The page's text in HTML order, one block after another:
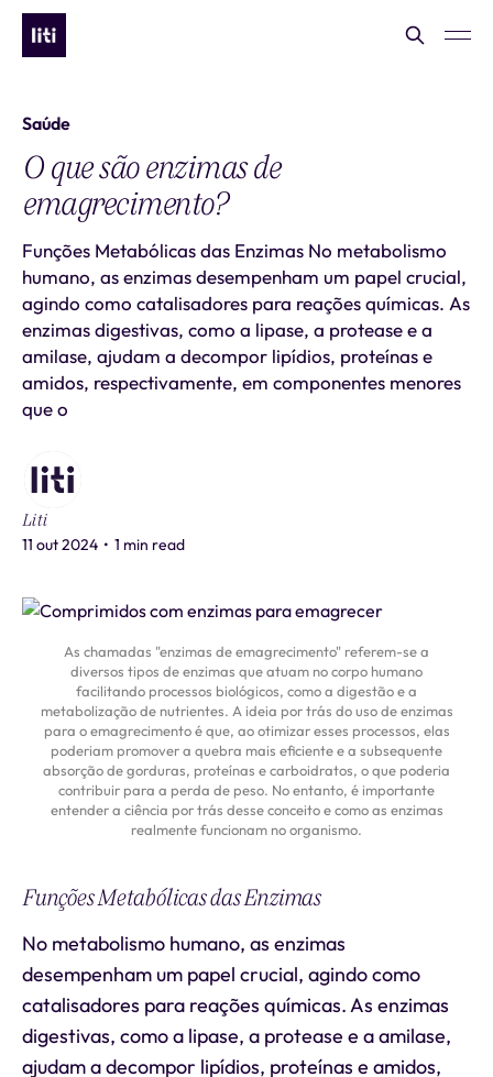
Saúde
O que são enzimas de
emagrecimento?
Funções Metabólicas das Enzimas No metabolismo
humano, as enzimas desempenham um papel crucial,
agindo como catalisadores para reações químicas. As
enzimas digestivas, como a lipase, a protease e a
amilase, ajudam a decompor lipídios, proteínas e
amidos, respectivamente, em componentes menores
que o
Liti
11 out 2024 • 1 min read
As chamadas "enzimas de emagrecimento" referem-se a
diversos tipos de enzimas que atuam no corpo humano
facilitando processos biológicos, como a digestão e a
metabolização de nutrientes. A ideia por trás do uso de enzimas
para o emagrecimento é que, ao otimizar esses processos, elas
poderiam promover a quebra mais eficiente e a subsequente
absorção de gorduras, proteínas e carboidratos, o que poderia
contribuir para a perda de peso. No entanto, é importante
entender a ciência por trás desse conceito e como as enzimas
realmente funcionam no organismo.
Funções Metabólicas das Enzimas
No metabolismo humano, as enzimas
desempenham um papel crucial, agindo como
catalisadores para reações químicas. As enzimas
digestivas, como a lipase, a protease e a amilase,
ajudam a decompor lipídios, proteínas e amidos,